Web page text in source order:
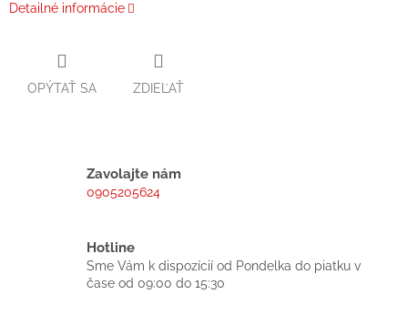
Detailné informácie
OPÝTAŤ SA ZDIEĽAŤ
Zavolajte nám
0905205624
Hotline
Sme Vám k dispozícií od Pondelka do piatku v
čase od 09:00 do 15:30